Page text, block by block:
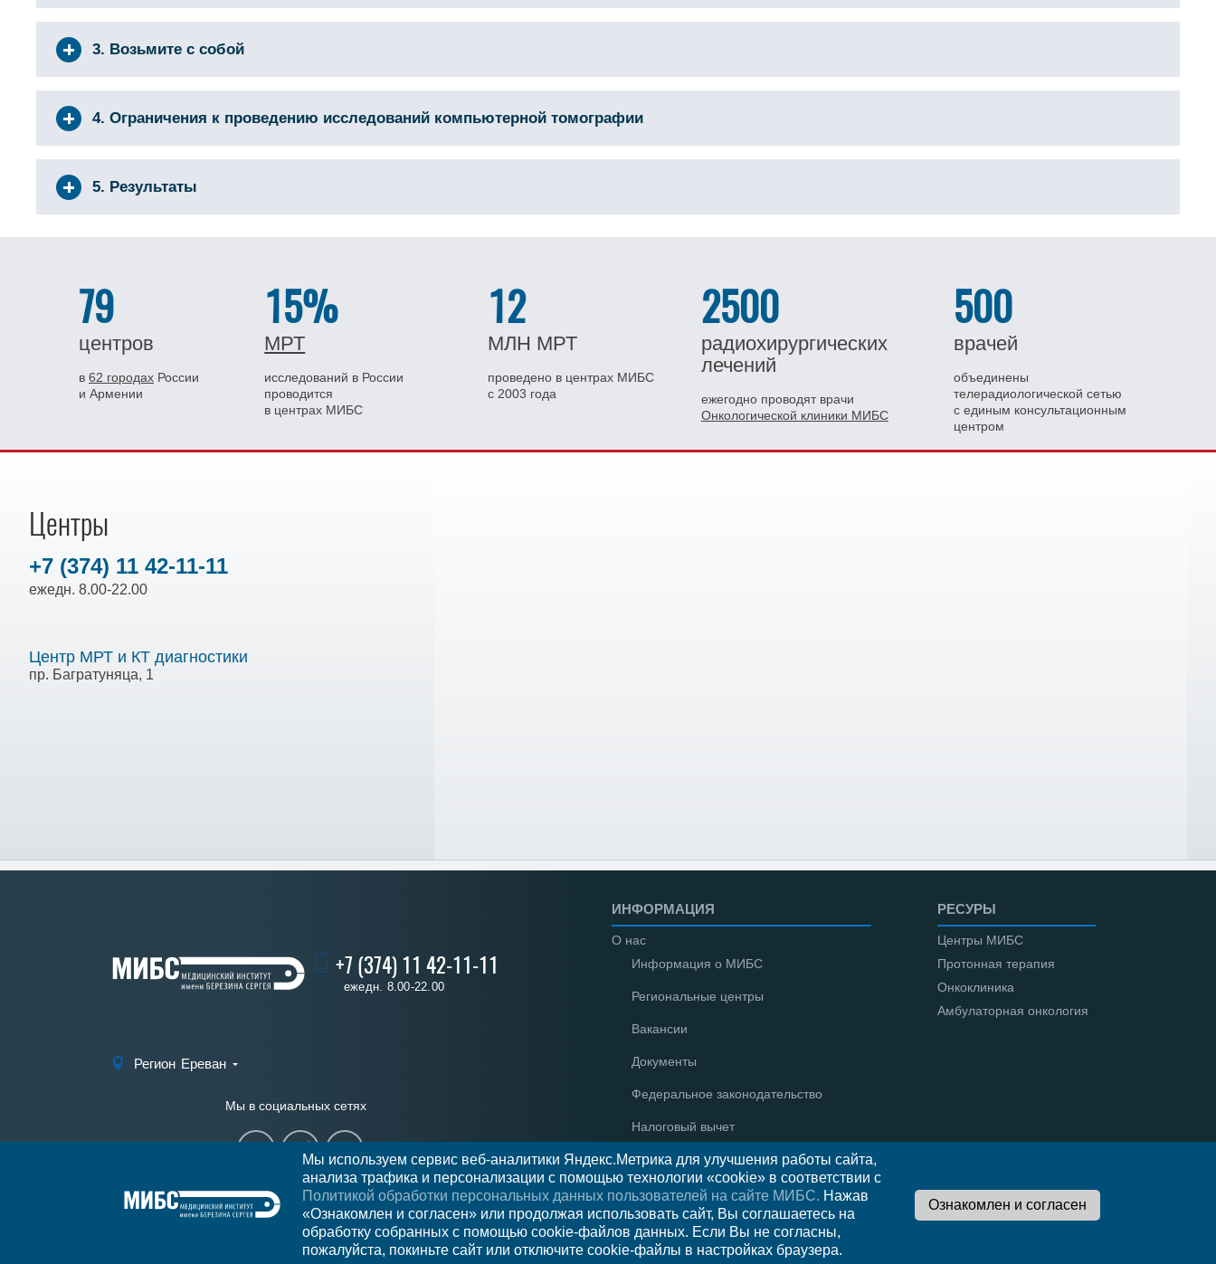
3. Возьмите с собой
4. Ограничения к проведению исследований компьютерной томографии
5. Результаты
79
центров
в 62 городах России
и Армении
15%
МРТ
исследований в России
проводится
в центрах МИБС
12
МЛН МРТ
проведено в центрах МИБС
с 2003 года
2500
радиохирургических
лечений
ежегодно проводят врачи
Онкологической клиники МИБС
500
врачей
объединены
телерадиологической сетью
с единым консультационным
центром
Центры
+7 (374) 11 42-11-11
ежедн. 8.00-22.00
Центр МРТ и КТ диагностики
пр. Багратуняца, 1
+7 (374) 11 42-11-11
ежедн. 8.00-22.00
Регион Ереван
Мы в социальных сетях
ИНФОРМАЦИЯ
О нас
Информация о МИБС
Региональные центры
Вакансии
Документы
Федеральное законодательство
Налоговый вычет
Новости
Отзывы
РЕСУРЫ
Центры МИБС
Протонная терапия
Онкоклиника
Амбулаторная онкология
Мы используем сервис веб-аналитики Яндекс.Метрика для улучшения работы сайта,
анализа трафика и персонализации с помощью технологии «cookie» в соответствии с
Политикой обработки персональных данных пользователей на сайте МИБС. Нажав
«Ознакомлен и согласен» или продолжая использовать сайт, Вы соглашаетесь на
обработку собранных с помощью cookie-файлов данных. Если Вы не согласны,
пожалуйста, покиньте сайт или отключите cookie-файлы в настройках браузера.